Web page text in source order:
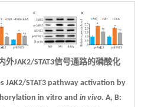
外JAK2/STAT3信号通路的磷酸化
JAK2/STAT3 pathway activation by
in vitro andin vivo.A,B: